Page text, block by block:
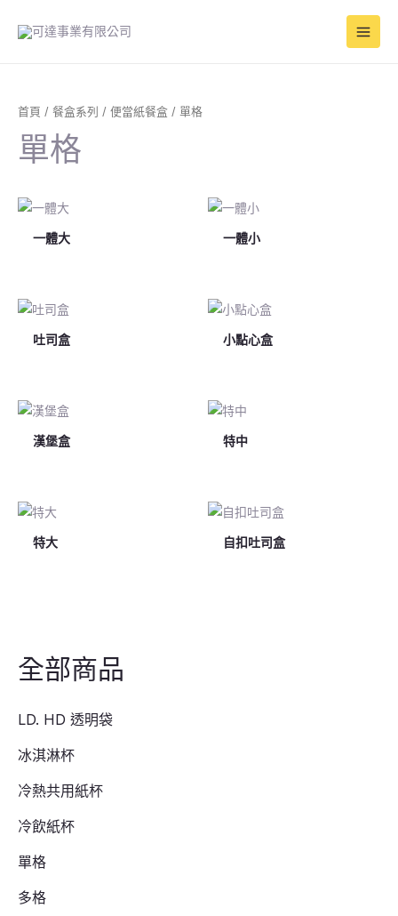
Main
全部商品
LD. HD 透明袋
冰淇淋杯
冷熱共用紙杯
冷飲紙杯
單格
多格
首頁 / 餐盒系列 / 便當紙餐盒 / 單格
單格
一體大 一體小
吐司盒 小點心盒
漢堡盒 特中
特大 自扣吐司盒